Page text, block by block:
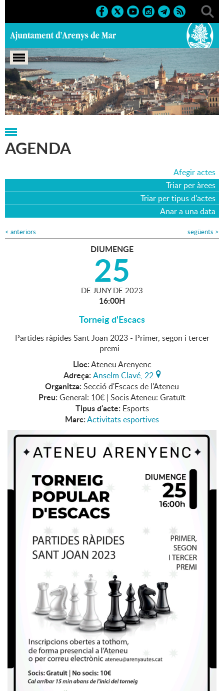
Portada > Agenda > 25-06-2023
AGENDA
Afegir actes
Triar per àrees
Triar per tipus d'actes
Anar a una data
< anteriors següents >
DIUMENGE
25
DE JUNY DE 2023
16:00H
Torneig d'Escacs
Partides ràpides Sant Joan 2023 - Primer, segon i tercer
premi -
Lloc:Ateneu Arenyenc
Adreça: Anselm Clavé, 22
Organitza: Secció d'Escacs de l'Ateneu
Preu: General: 10€ | Socis Ateneu: Gratuït
Tipus d'acte: Esports
Marc:Activitats esportives